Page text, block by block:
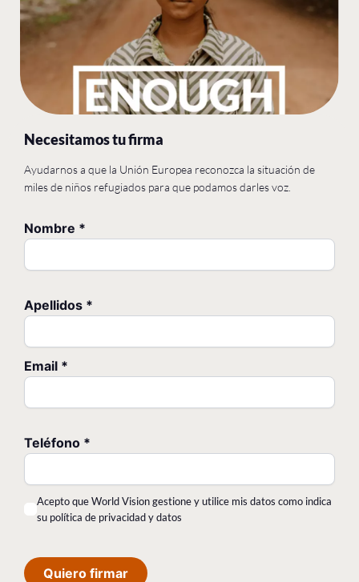
Necesitamos tu firma
Ayudarnos a que la Unión Europea reconozca la situación de
miles de niños refugiados para que podamos darles voz.
Nombre *
Apellidos *
Email *
Teléfono *
Acepto que World Vision gestione y utilice mis datos como indica
su política de privacidad y datos
Quiero firmar